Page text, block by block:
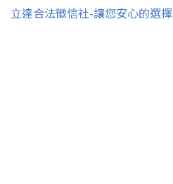
立達合法徵信社-讓您安心的選擇